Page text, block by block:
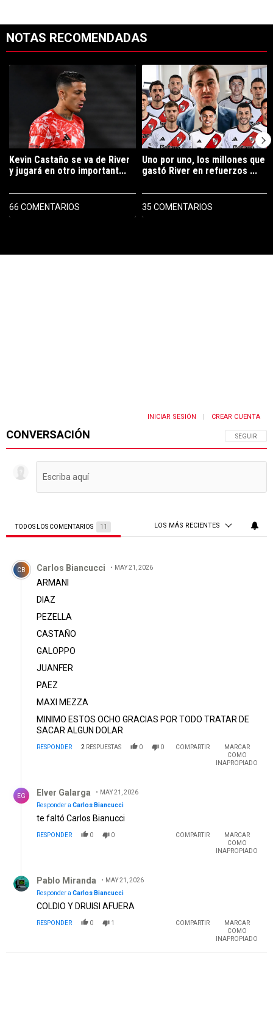
NOTAS RECOMENDADAS
Un artículo de tendencia con el título "Kevin Castaño se va de
Kevin Castaño se va de River
y jugará en otro important...
66 COMENTARIOS
Un artículo de tendencia con el
Uno por uno, los millones que
gastó River en refuerzos ...
35 COMENTARIOS
CONVERSACIÓN SIGA ESTA
SEGUIR
INICIAR SESIÓN CREAR CUENTA
TODOS LOS COMENTARIOS 11 LOS MÁS RECIENTES
Comentario de Carlos Biancucci.
CB Carlos Biancucci MAY 21, 2026
ARMANI
DIAZ
PEZELLA
CASTAÑO
GALOPPO
JUANFER
PAEZ
MAXI MEZZA
MINIMO ESTOS OCHO GRACIAS POR TODO TRATAR DE
SACAR ALGUN DOLAR
RESPONDER 2 RESPUESTAS 0 0 COMPARTIR
MARCAR
COMO
INAPROPIADO
EG Elver Galarga
MAY 21, 2026
Responder a Carlos Biancucci
te faltó Carlos Bianucci
RESPONDER 0 0 COMPARTIR
MARCAR
COMO
INAPROPIADO
Pablo Miranda
MAY 21, 2026
Responder a Carlos Biancucci
COLDIO Y DRUISI AFUERA
RESPONDER 0 1 COMPARTIR
MARCAR
COMO
INAPROPIADO